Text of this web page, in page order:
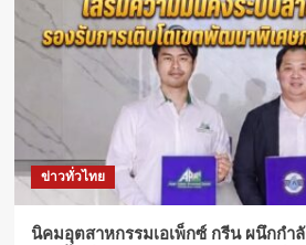
ข่าวทั่วไทย
นิคมอุตสาหกรรมเอเพ็กซ์ กรีน ผนึกกำ